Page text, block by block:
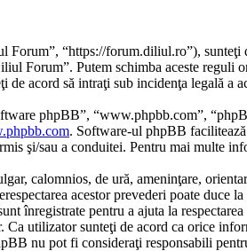
“https://forum.diliul.ro”),
Forum”. Putem schimba aceste
acord să intraţi sub incidenţa legală a
phpBB”, “www.phpbb.com”,
. Software-ul phpBB
şi/sau a conduitei. Pentru mai multe
calomnios, de ură, ameninţare,
acestor prevederi poate
înregistrate pentru a ajuta la
utilizator sunteţi de acord ca orice
nu pot fi consideraţi responsabili